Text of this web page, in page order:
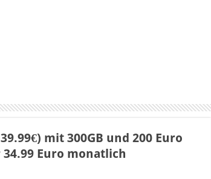
mit 300GB und 200 Euro
Euro monatlich